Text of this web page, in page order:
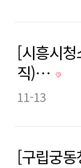
[시흥시
직)…
11-13
[구립궁